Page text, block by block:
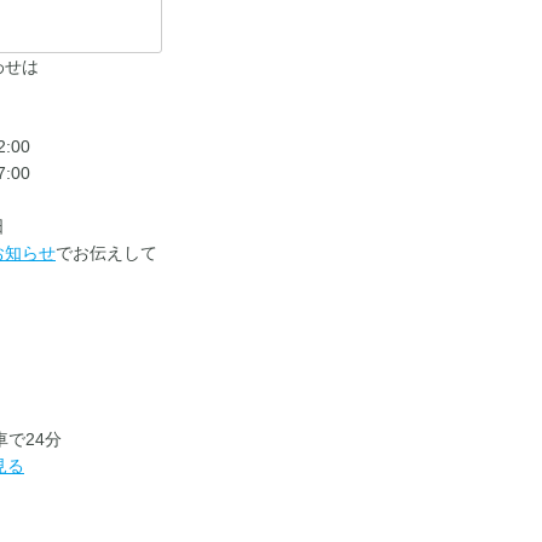
せは
知らせでお伝えして
で24分